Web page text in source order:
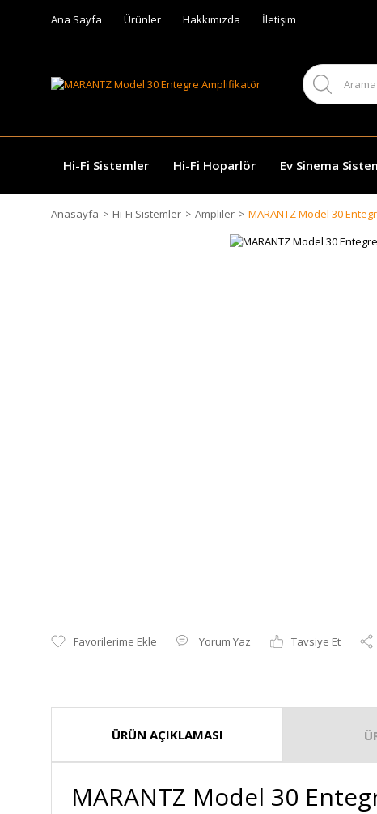
Ana Sayfa Ürünler Hakkımızda İletişim
Hi-Fi Sistemler Hi-Fi Hoparlör Ev Sinema
Anasayfa Hi-Fi Sistemler Ampliler MARANTZ Model 30
Yorum Yaz Tavsiye Et
ÜRÜN AÇIKLAMASI
MARANTZ Model 30